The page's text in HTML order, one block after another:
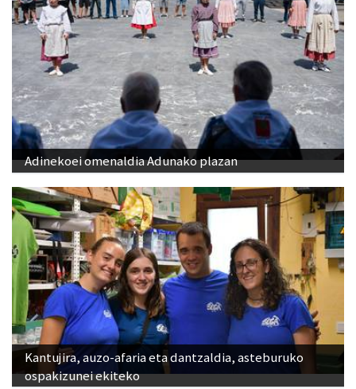
Adinekoei omenaldia Adunako plazan
Kantujira, auzo-afaria eta dantzaldia, asteburuko
ospakizunei ekiteko